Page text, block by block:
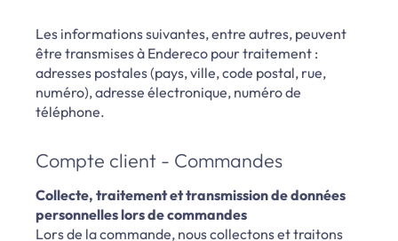
Les informations suivantes, entre autres, peuvent
être transmises à Endereco pour traitement :
adresses postales (pays, ville, code postal, rue,
numéro), adresse électronique, numéro de
téléphone.
Compte client - Commandes
Collecte, traitement et transmission de données
personnelles lors de commandes
Lors de la commande, nous collectons et traitons